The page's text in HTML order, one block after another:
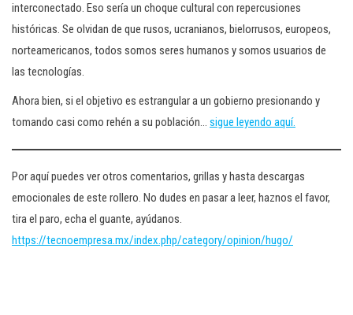
interconectado. Eso sería un choque cultural con repercusiones
históricas. Se olvidan de que rusos, ucranianos, bielorrusos, europeos,
norteamericanos, todos somos seres humanos y somos usuarios de
las tecnologías.
Ahora bien, si el objetivo es estrangular a un gobierno presionando y
tomando casi como rehén a su población… sigue leyendo aquí.
Por aquí puedes ver otros comentarios, grillas y hasta descargas
emocionales de este rollero. No dudes en pasar a leer, haznos el favor,
tira el paro, echa el guante, ayúdanos.
https://tecnoempresa.mx/index.php/category/opinion/hugo/